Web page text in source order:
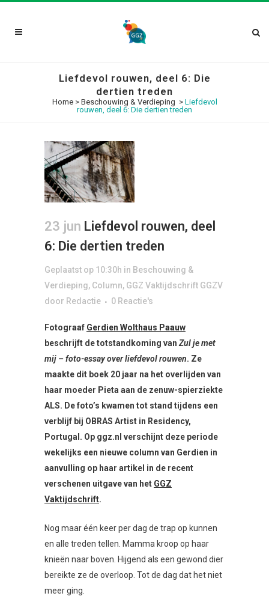
Liefdevol rouwen, deel 6: Die
dertien treden
Home> Beschouwing & Verdieping > Liefdevol
rouwen, deel 6: Die dertien treden
23 jun Liefdevol rouwen, deel
6: Die dertien treden
Geplaatst op 10:30h in Beschouwing &
Verdieping, Column, GGZ Vaktijdschrift GGZV
door Redactie 0 Reactie's
Fotograaf Gerdien Wolthaus Paauw
beschrijft de totstandkoming vanZul je met
mij – foto-essay over liefdevol rouwen. Ze
maakte dit boek 20 jaar na het overlijden van
haar moeder Pieta aan de zenuw-spierziekte
ALS. De foto’s kwamen tot stand tijdens een
verblijf bij OBRAS Artist in Residency,
Portugal. Op ggz.nl verschijnt deze periode
wekelijks een nieuwe column van Gerdien in
aanvulling op haar artikel in de recent
verschenen uitgave van het GGZ
Vaktijdschrift.
Nog maar één keer per dag de trap op kunnen
en alle treden tellen. Mamma kroop op haar
knieën naar boven. Hijgend als een gewond dier
bereikte ze de overloop. Tot de dag dat het niet
meer ging.